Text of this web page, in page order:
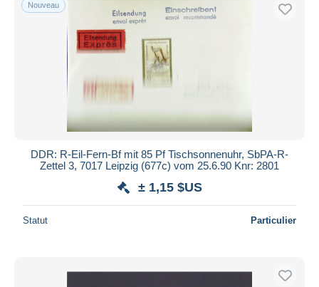
Nouveau
DDR: R-Eil-Fern-Bf mit 85 Pf Tischsonnenuhr, SbPA-R-
Zettel 3, 7017 Leipzig (677c) vom 25.6.90 Knr: 2801
± 1,15 $US
Statut Particulier